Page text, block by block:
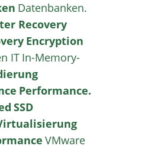
Datenbanken.
Recovery
Encryption
IT In-Memory-
Performance.
SSD
VMware